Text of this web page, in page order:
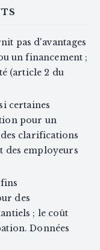
pas d'avantages
un financement ;
(article 2 du
certaines
pour un
clarifications
des employeurs
des
; le coût
Données